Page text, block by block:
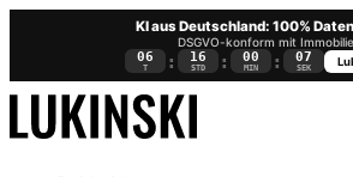
KI aus Deutschland: 100%
DSGVO-konform mit
06
T : 16
STD : 00
MIN : 06
SEK